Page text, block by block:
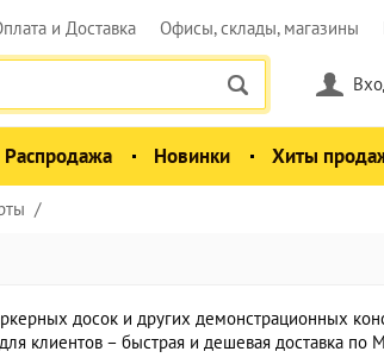
и Доставка Офисы, склады, магазины
Распродажа Новинки Хиты
досок и других демонстрационных
клиентов – быстрая и дешевая доставка